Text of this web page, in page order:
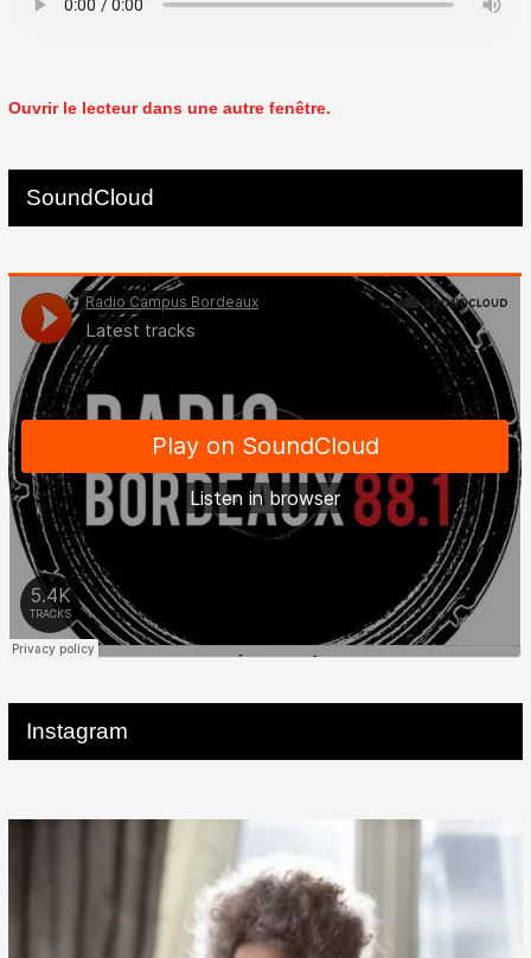
Ouvrir le lecteur dans une autre fenêtre.
SoundCloud
Instagram